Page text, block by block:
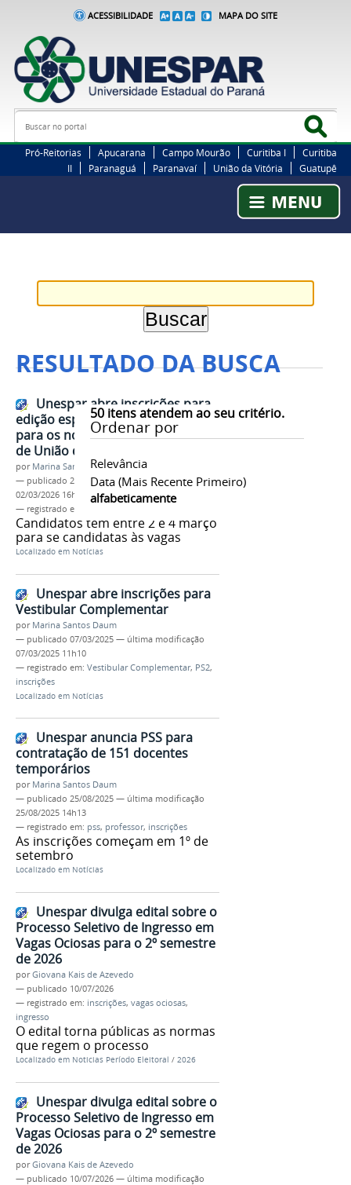
ACESSIBILIDADE MAPA DO SITE
Busca
Pró-Reitorias Apucarana Campo Mourão Curitiba I
Curitiba
II
Paranaguá Paranavaí União da Vitória Guatupê
RESULTADO DA BUSCA
50itens atendem ao seu critério.
Ordenar por
Relevância
Data (mais Recente Primeiro)
alfabeticamente
Unespar abre inscrições para
edição especial do Aprova Paraná
para os novos cursos do campus
de União da Vitória
por Marina Santos Daum
— publicado 27/02/2026 —última modificação
02/03/2026 16h20
— registrado em:
Candidatos têm entre 2 e 4 março
para se candidatas às vagas
Localizado em Notícias
Unespar abre inscrições para
Vestibular Complementar
por Marina Santos Daum
— publicado 07/03/2025 — última modificação
07/03/2025 11h10
— registrado em: Vestibular Complementar, PS2,
inscrições
Localizado em Notícias
Unespar anuncia PSS para
contratação de 151 docentes
temporários
por Marina Santos Daum
— publicado 25/08/2025 — última modificação
25/08/2025 14h13
— registrado em: pss, professor, inscrições
As inscrições começam em 1º de
setembro
Localizado em Notícias
Unespar divulga edital sobre o
Processo Seletivo de Ingresso em
Vagas Ociosas para o 2º semestre
de 2026
porGiovana Kais de Azevedo
— publicado 10/07/2026
— registrado em: inscrições, vagas ociosas,
ingresso
O edital torna públicas as normas
que regem o processo
Localizado em Noticias Período Eleitoral / 2026
Unespar divulga edital sobre o
Processo Seletivo de Ingresso em
Vagas Ociosas para o 2º semestre
de 2026
porGiovana Kais de Azevedo
— publicado 10/07/2026 — última modificação